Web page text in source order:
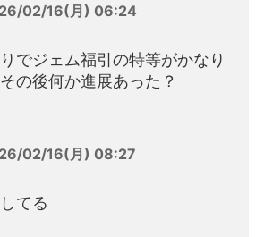
02/16(月) 06:24
でジェム福引の特等がかなり
の後何か進展あった？
02/16(月) 08:27
てる